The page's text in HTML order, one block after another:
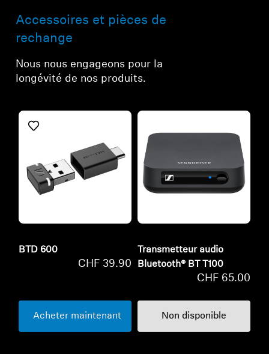
Accessoires et pièces de
rechange
Nous nous engageons pour la
longévité de nos produits.
BTD 600
CHF 39.90
Acheter maintenant
Transmetteur audio
Bluetooth® BT T100
CHF 65.00
Non disponible